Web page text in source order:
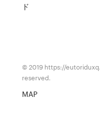
ド
© 2019 https://
reserved.
MAP